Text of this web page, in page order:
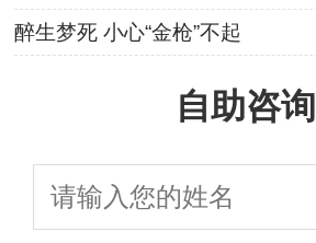
醉生梦死 小心“金枪”不起
自助咨询